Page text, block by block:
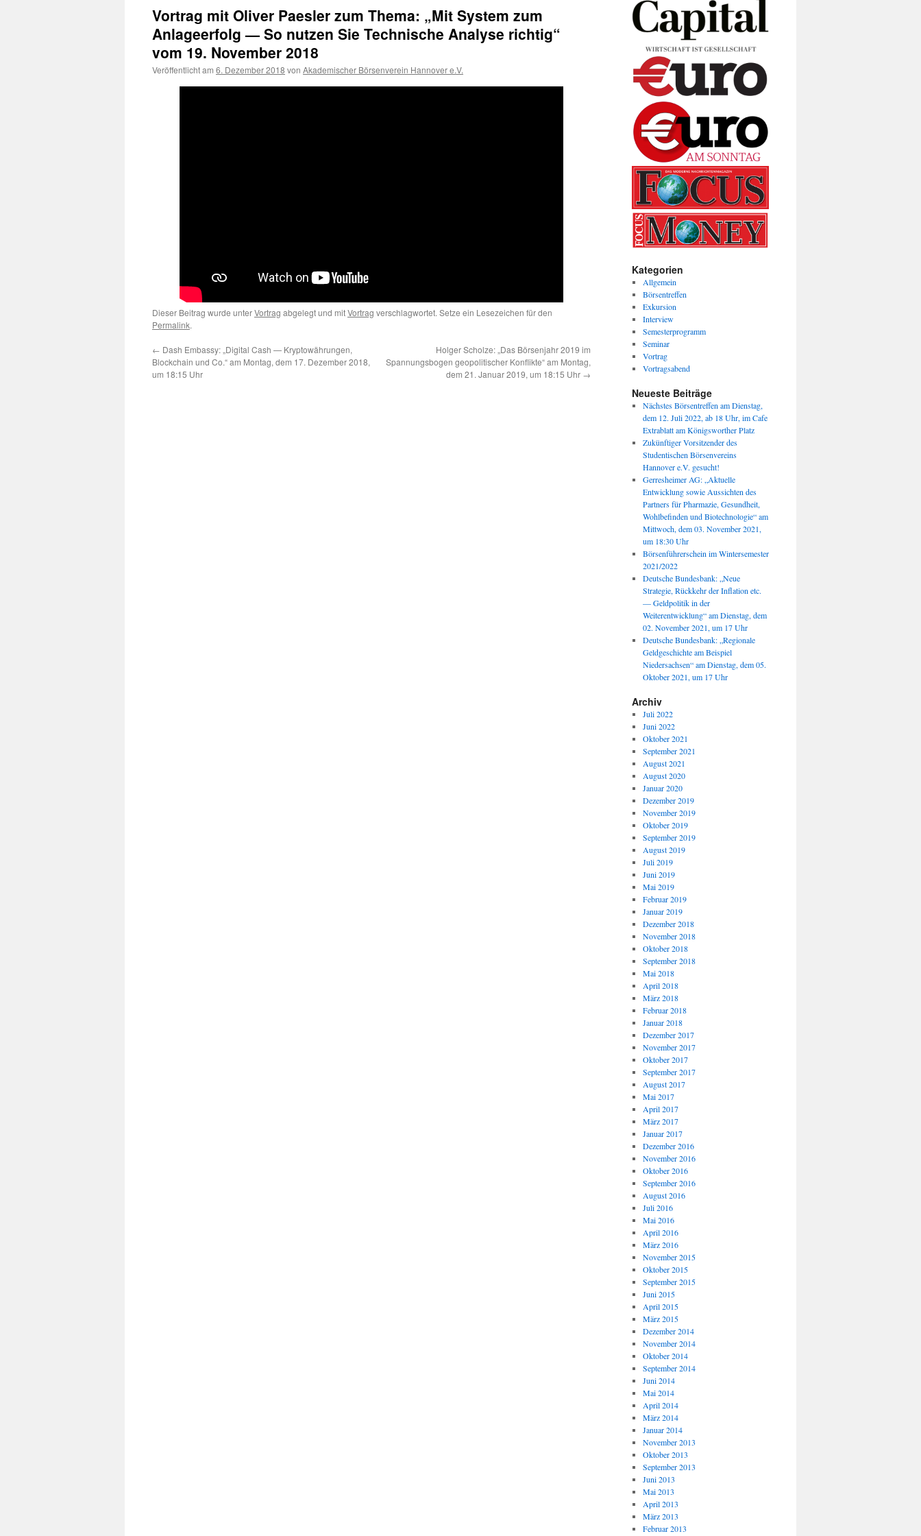
Vortrag mit Oliver Paesler zum Thema: „Mit System zum
Anlageerfolg — So nutzen Sie Technische Analyse richtig“
vom 19. November 2018
Veröffentlicht am 6. Dezember 2018 von Akademischer Börsenverein Hannover e.V.
Dieser Beitrag wurde unterVortrag abgelegt und mitVortrag verschlagwortet. Setze ein Lesezeichen für den
Permalink.
← Dash Embassy: „Digital Cash — Kryptowährungen,
Blockchain und Co.“ am Montag, dem 17. Dezember 2018,
um 18:15 Uhr
Holger Scholze: „Das Börsenjahr 2019 im
Spannungsbogen geopolitischer Konflikte“ am Montag,
dem 21. Januar 2019, um 18:15 Uhr →
Kategorien
Allgemein
Börsentreffen
Exkursion
Interview
Semesterprogramm
Seminar
Vortrag
Vortragsabend
Neueste Beiträge
Nächstes Börsentreffen am Dienstag,
dem 12. Juli 2022, ab 18 Uhr, im Cafe
Extrablatt am Königsworther Platz
Zukünftiger Vorsitzender des
Studentischen Börsenvereins
Hannover e.V. gesucht!
Gerresheimer AG: „Aktuelle
Entwicklung sowie Aussichten des
Partners für Pharmazie, Gesundheit,
Wohlbefinden und Biotechnologie“ am
Mittwoch, dem 03. November 2021,
um 18:30 Uhr
Börsenführerschein im Wintersemester
2021/2022
Deutsche Bundesbank: „Neue
Strategie, Rückkehr der Inflation etc.
— Geldpolitik in der
Weiterentwicklung“ am Dienstag, dem
02. November 2021, um 17 Uhr
Deutsche Bundesbank: „Regionale
Geldgeschichte am Beispiel
Niedersachsen“ am Dienstag, dem 05.
Oktober 2021, um 17 Uhr
Archiv
Juli 2022
Juni 2022
Oktober 2021
September 2021
August 2021
August 2020
Januar 2020
Dezember 2019
November 2019
Oktober 2019
September 2019
August 2019
Juli 2019
Juni 2019
Mai 2019
Februar 2019
Januar 2019
Dezember 2018
November 2018
Oktober 2018
September 2018
Mai 2018
April 2018
März 2018
Februar 2018
Januar 2018
Dezember 2017
November 2017
Oktober 2017
September 2017
August 2017
Mai 2017
April 2017
März 2017
Januar 2017
Dezember 2016
November 2016
Oktober 2016
September 2016
August 2016
Juli 2016
Mai 2016
April 2016
März 2016
November 2015
Oktober 2015
September 2015
Juni 2015
April 2015
März 2015
Dezember 2014
November 2014
Oktober 2014
September 2014
Juni 2014
Mai 2014
April 2014
März 2014
Januar 2014
November 2013
Oktober 2013
September 2013
Juni 2013
Mai 2013
April 2013
März 2013
Februar 2013